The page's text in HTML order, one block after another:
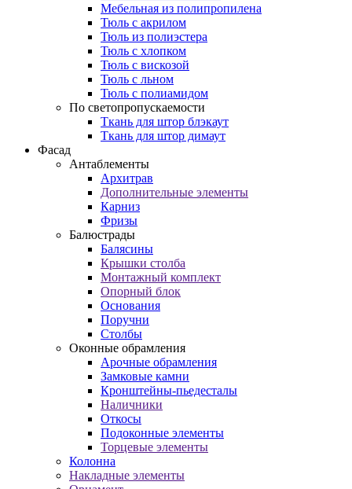
Мебельная из полипропилена
Тюль с акрилом
Тюль из полиэстера
Тюль с хлопком
Тюль с вискозой
Тюль с льном
Тюль с полиамидом
По светопропускаемости
Ткань для штор блэкаут
Ткань для штор димаут
Фасад
Антаблементы
Архитрав
Дополнительные элементы
Карниз
Фризы
Балюстрады
Балясины
Крышки столба
Монтажный комплект
Опорный блок
Основания
Поручни
Столбы
Оконные обрамления
Арочные обрамления
Замковые камни
Кронштейны-пьедесталы
Наличники
Откосы
Подоконные элементы
Торцевые элементы
Колонна
Накладные элементы